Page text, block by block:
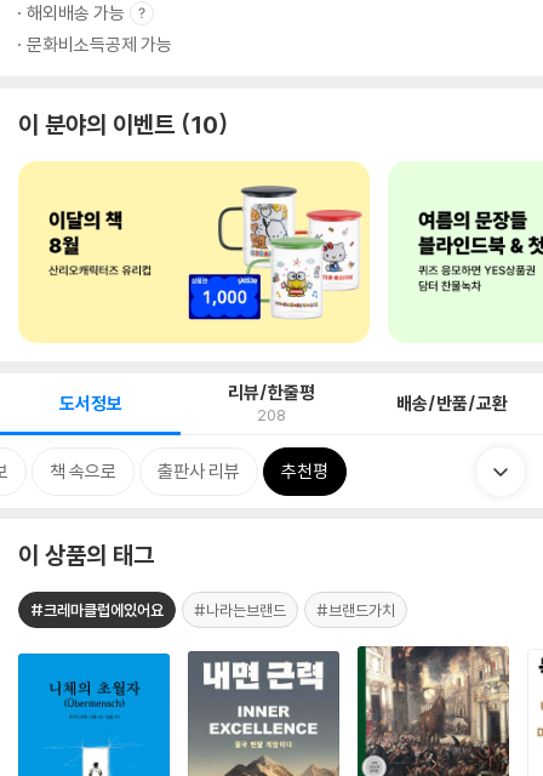
해외배송 가능
문화비소득공제 가능
이 분야의 이벤트 10
도서정보 리뷰/한줄평
208 배송/반품/교환
책 속으로 출판사 리뷰 추천평
이 상품의 태그
#크레마클럽에있어요 #나라는브랜드 #브랜드가치